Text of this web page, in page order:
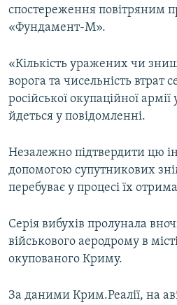
ІНФОГРАФІКА
ДОЛУЧАЙСЯ!
Усі сайти RFE/RL
спостереження повітряним
«Фундамент-М».
«Кількість уражених чи
ворога та чисельність втрат
російської окупаційної
йдеться у повідомленні.
Незалежно підтвердити цю
допомогою супутникових
перебуває у процесі їх
Серія вибухів пролунала
військового аеродрому в
окупованого Криму.
За даними Крим.Реалії, на